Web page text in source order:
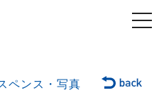
ペンス・写真